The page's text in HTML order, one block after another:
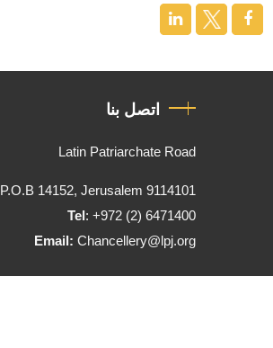
اتصل بنا
Latin Patriarchate Road
P.O.B 14152, Jerusalem 9114101
Tel: +972 (2) 6471400
Email:Chancellery@lpj.org